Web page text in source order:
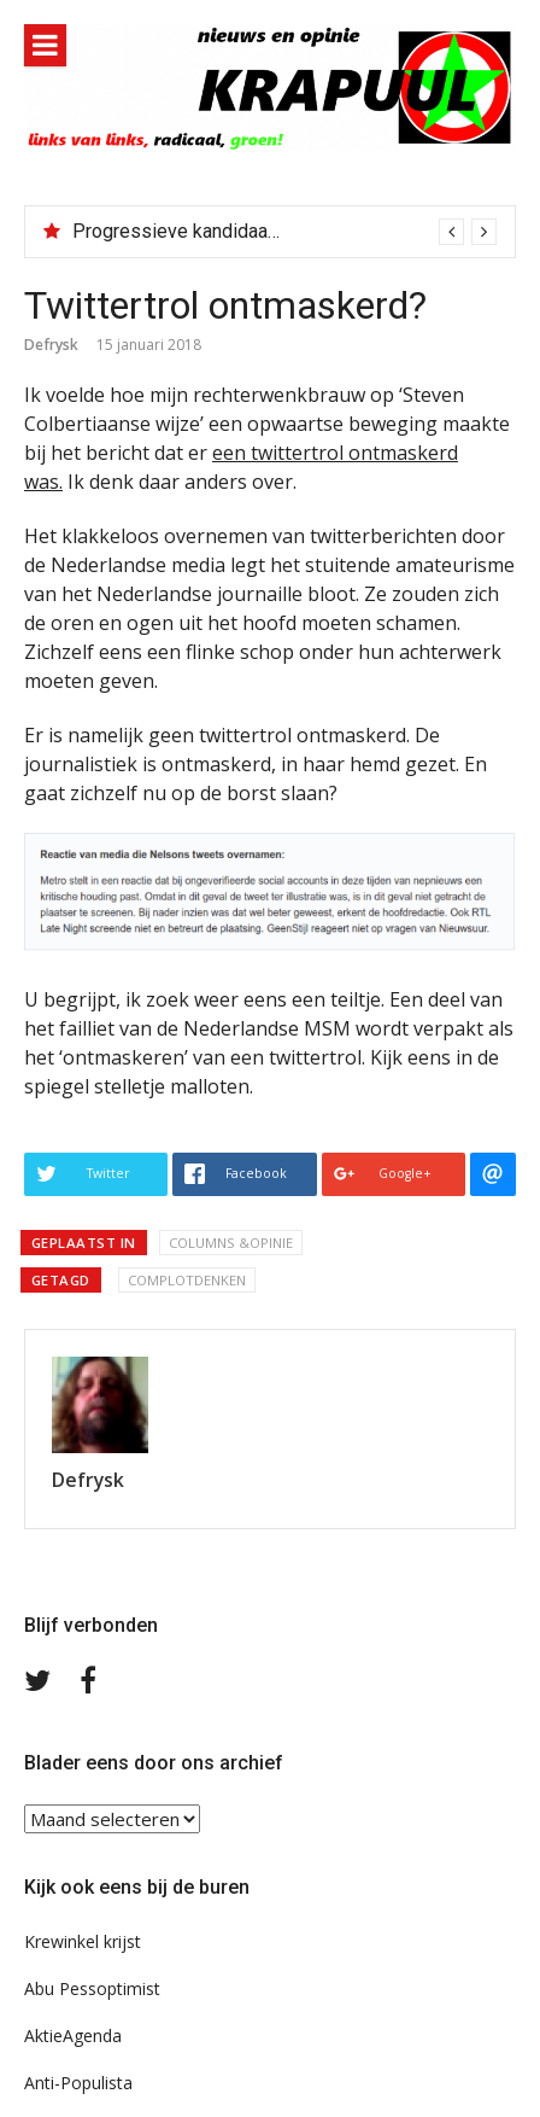
inhoud
Progressieve kandidaat El-Sayed senaatskandidaat Michigan
Twittertrol ontmaskerd?
Defrysk 15 januari 2018
Ik voelde hoe mijn rechterwenkbrauw op ‘Steven
Colbertiaanse wijze’ een opwaartse beweging maakte
bij het bericht dat ereen twittertrol ontmaskerd
was. Ik denk daar anders over.
Het klakkeloos overnemen van twitterberichten door
de Nederlandse media legt het stuitende amateurisme
van het Nederlandse journaille bloot. Ze zouden zich
de oren en ogen uit het hoofd moeten schamen.
Zichzelf eens een flinke schop onder hun achterwerk
moeten geven.
Er is namelijk geen twittertrol ontmaskerd. De
journalistiek is ontmaskerd, in haar hemd gezet. En
gaat zichzelf nu op de borst slaan?
U begrijpt, ik zoek weer eens een teiltje. Een deel van
het failliet van de Nederlandse MSM wordt verpakt als
het ‘ontmaskeren’ van een twittertrol. Kijk eens in de
spiegel stelletje malloten.
Twitter Facebook Google+
GEPLAATST IN COLUMNS &OPINIE
GETAGD COMPLOTDENKEN
Defrysk
Blijf verbonden
Volg
Blader eens door ons archief
Blader
eens
ons
Kijk ook eens bij de buren
Krewinkel krijst
Abu Pessoptimist
AktieAgenda
Anti-Populista